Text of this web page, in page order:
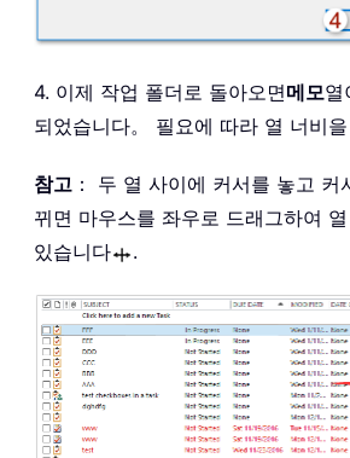
4. 이제 작업 폴더로 돌아오면메모열
되었습니다。 필요에 따라 열 너비을
참고 ： 두 열 사이에 커서를 놓고
뀌면 마우스를 좌우로 드래그하여
있습니다
.